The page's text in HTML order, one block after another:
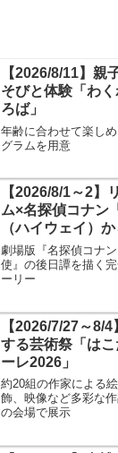
【2026/8/11】親
そびと体験「わ
ろば」
年齢に合わせて楽し
グラムを用意
【2026/8/1～2】
ム×名探偵コナン
（ハイウェイ）か
劇場版『名探偵コナ
使』の後日譚を描く
ーリー
【2026/7/27～8/
する芸術祭「は
ーレ2026」
約20組の作家による
飾、映像など多彩な
の会場で展示